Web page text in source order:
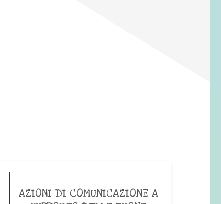
AZIONI DI COMUNICAZIONE A